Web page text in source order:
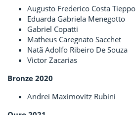
Augusto Frederico Costa Tieppo
Eduarda Gabriela Menegotto
Gabriel Copatti
Matheus Caregnato Sacchet
Natã Adolfo Ribeiro De Souza
Victor Zacarias
Bronze 2020
Andrei Maximovitz Rubini